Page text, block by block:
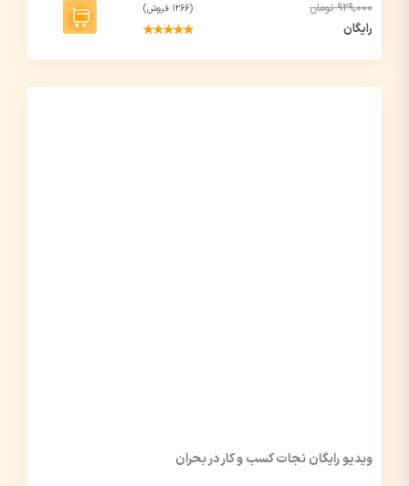
929,000 تومان
رایگان
(1266 فروش)
ویدیو رایگان نجات کسب و کار در بحران